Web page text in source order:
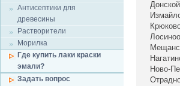
Антисептики для
древесины
Растворители
Морилка
Где купить лаки краски
эмали?
Задать вопрос
Донской
Ново-